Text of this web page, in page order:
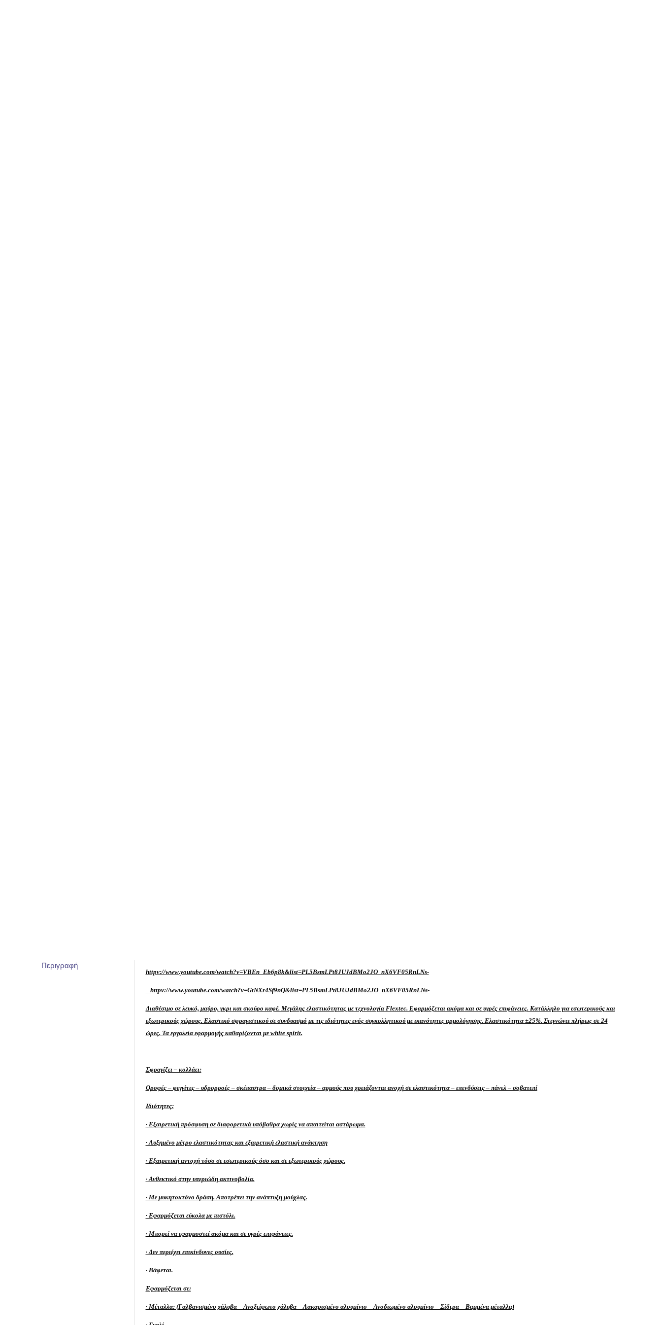
Περιγραφή
httpv://www.youtube.com/watch?v=VBEn_Eb6p8k&list=PL5BsmLPt8JUJdBMo2JO_nX6VF05RnLNs-
httpv://www.youtube.com/watch?v=GtNXr4Sf9nQ&list=PL5BsmLPt8JUJdBMo2JO_nX6VF05RnLNs-
Διαθέσιμο σε λευκό, μαύρο, γκρι και σκούρο καφέ. Μεγάλης ελαστικότητας με τεχνολογία Flextec. Εφαρμόζεται ακόμα και σε υγρές επιφάνειες. Κατάλληλο για εσωτερικούς και
εξωτερικούς χώρους. Ελαστικό σφραγιστικού σε συνδυασμό με τις ιδιότητες ενός συγκολλητικού με ικανότητες αρμολόγησης. Ελαστικότητα ±25%. Στεγνώνει πλήρως σε 24
ώρες. Τα εργαλεία εφαρμογής καθαρίζονται με white spirit.
Σφραγίζει – κολλάει:
Οροφές – φεγγίτες – υδρορροές – σκέπαστρα – δομικά στοιχεία – αρμούς που χρειάζονται ανοχή σε ελαστικότητα – επενδύσεις – πάνελ – σοβατεπί
Ιδιότητες:
· Εξαιρετική πρόσφυση σε διαφορετικά υπόβαθρα χωρίς να απαιτείται αστάρωμα.
· Αυξημένο μέτρο ελαστικότητας και εξαιρετική ελαστική ανάκτηση
· Εξαιρετική αντοχή τόσο σε εσωτερικούς όσο και σε εξωτερικούς χώρους.
· Ανθεκτικό στην υπεριώδη ακτινοβολία.
· Με μυκητοκτόνο δράση. Αποτρέπει την ανάπτυξη μούχλας.
· Εφαρμόζεται εύκολα με πιστόλι.
· Μπορεί να εφαρμοστεί ακόμα και σε υγρές επιφάνειες.
· Δεν περιέχει επικίνδυνες ουσίες.
· Βάφεται.
Εφαρμόζεται σε:
· Μέταλλα: (Γαλβανισμένο χάλυβα – Ανοξείφωτο χάλυβα – Λακαρισμένο αλουμίνιο – Ανοδιωμένο αλουμίνιο – Σίδερα – Βαμμένα μέταλλα)